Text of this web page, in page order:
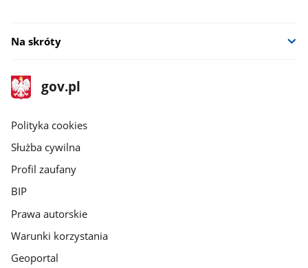
Na skróty
stopka
gov.pl
Strona
gov.pl
gov.pl
Polityka cookies
Służba cywilna
Profil zaufany
BIP
Prawa autorskie
Warunki korzystania
Geoportal